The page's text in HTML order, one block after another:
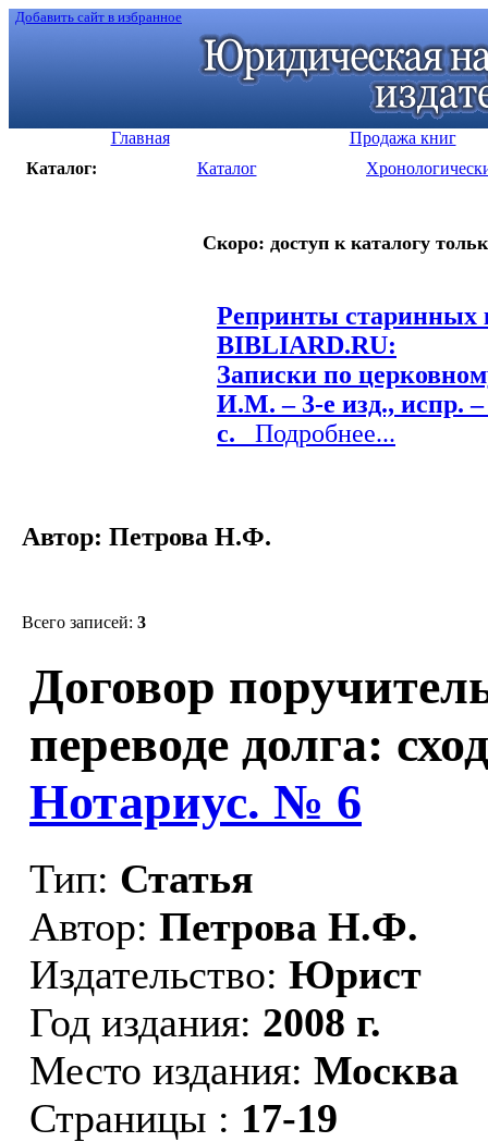
Добавить сайт в избранное
Главная
Продажа книг
Каталог:
Каталог
Скоро: доступ к каталогу
Репринты старинных
BIBLIARD.RU:
Записки по
И.М. – 3-е изд., испр.
с. Подробнее...
Автор: Петрова Н.Ф.
Всего записей: 3
Договор
переводе долга:
Нотариус. № 6
Тип: Статья
Автор: Петрова Н.Ф.
Издательство: Юрист
Год издания: 2008 г.
Место издания: Москва
Страницы : 17-19